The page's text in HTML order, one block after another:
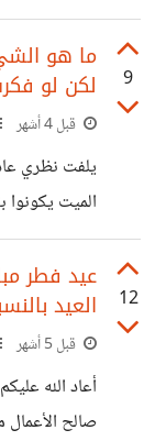
للمنزل ورأيت
أتوقعه، أصبح
معتمدة على
ظلام دامس
بهذا الوضع
ناهينا عن
9
ما هو
لكن لو
قبل 4 أشهر
يلفت نظري
الميت يكونوا
الأقارب
الأقارب
غالبا ما
والخاصة،
بأروقة
بعض الأيام
12 العيد
قبل 5 أشهر
أعاد الله
صالح